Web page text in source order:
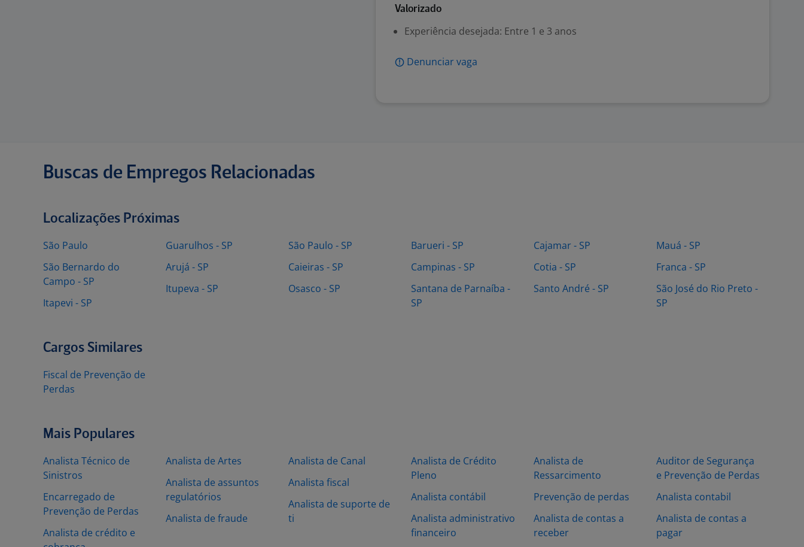
Valorizado
Experiência desejada: Entre 1 e 3 anos
Denunciar vaga
Buscas de Empregos Relacionadas
Localizações Próximas
São Paulo
São Bernardo do
Campo - SP
Itapevi - SP
Guarulhos - SP
Arujá - SP
Itupeva - SP
São Paulo - SP
Caieiras - SP
Osasco - SP
Barueri - SP
Campinas - SP
Santana de Parnaíba -
SP
Cajamar - SP
Cotia - SP
Santo André - SP
Mauá - SP
Franca - SP
São José do Rio Preto -
SP
Cargos Similares
Fiscal de Prevenção de
Perdas
Mais Populares
Analista Técnico de
Sinistros
Encarregado de
Prevenção de Perdas
Analista de crédito e
Analista de Artes
Analista de assuntos
regulatórios
Analista de fraude
Analista de Canal
Analista fiscal
Analista de suporte de
ti
Analista de Crédito
Pleno
Analista contábil
Analista administrativo
financeiro
Analista de
Ressarcimento
Prevenção de perdas
Analista de contas a
receber
Auditor de Segurança
e Prevenção de Perdas
Analista contabil
Analista de contas a
pagar